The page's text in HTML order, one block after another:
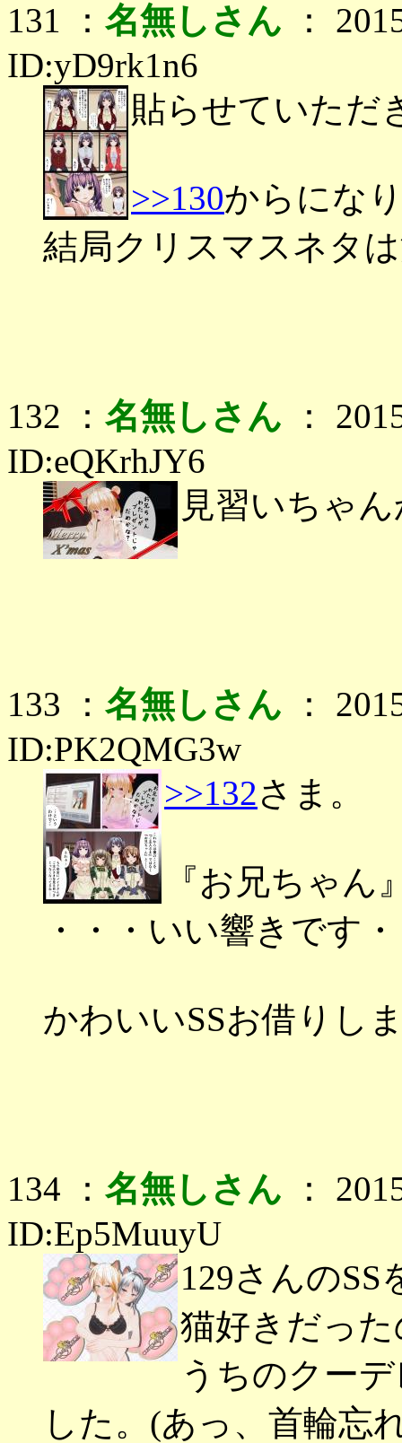
131 ： 名無しさん ：
ID:yD9rk1n6
貼らせていただ
>>130からにな
結局クリスマスネタ
132 ： 名無しさん ：
ID:eQKrhJY6
見習いちゃ
133 ： 名無しさん ：
ID:PK2QMG3w
>>132さま。
『お兄ちゃん
・・・いい響きです
かわいいSSお借りし
134 ： 名無しさん ：
ID:Ep5MuuyU
129さんの
猫好きだっ
うちのクー
した。(あっ、首輪忘